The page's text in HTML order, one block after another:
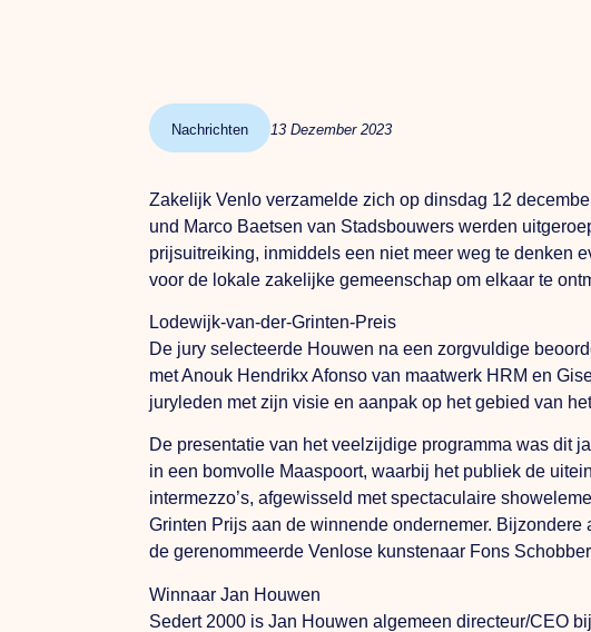
Nachrichten 13 Dezember 2023
Zakelijk Venlo verzamelde zich op dinsdag 12
und Marco Baetsen van Stadsbouwers werden
prijsuitreiking, inmiddels een niet meer weg te denken
voor de lokale zakelijke gemeenschap om elkaar te
Lodewijk-van-der-Grinten-Preis
De jury selecteerde Houwen na een zorgvuldige
met Anouk Hendrikx Afonso van maatwerk HRM en
juryleden met zijn visie en aanpak op het gebied van
De presentatie van het veelzijdige programma was dit
in een bomvolle Maaspoort, waarbij het publiek de
intermezzo’s, afgewisseld met spectaculaire
Grinten Prijs aan de winnende ondernemer.
de gerenommeerde Venlose kunstenaar Fons
Winnaar Jan Houwen
Sedert 2000 is Jan Houwen algemeen directeur/CEO